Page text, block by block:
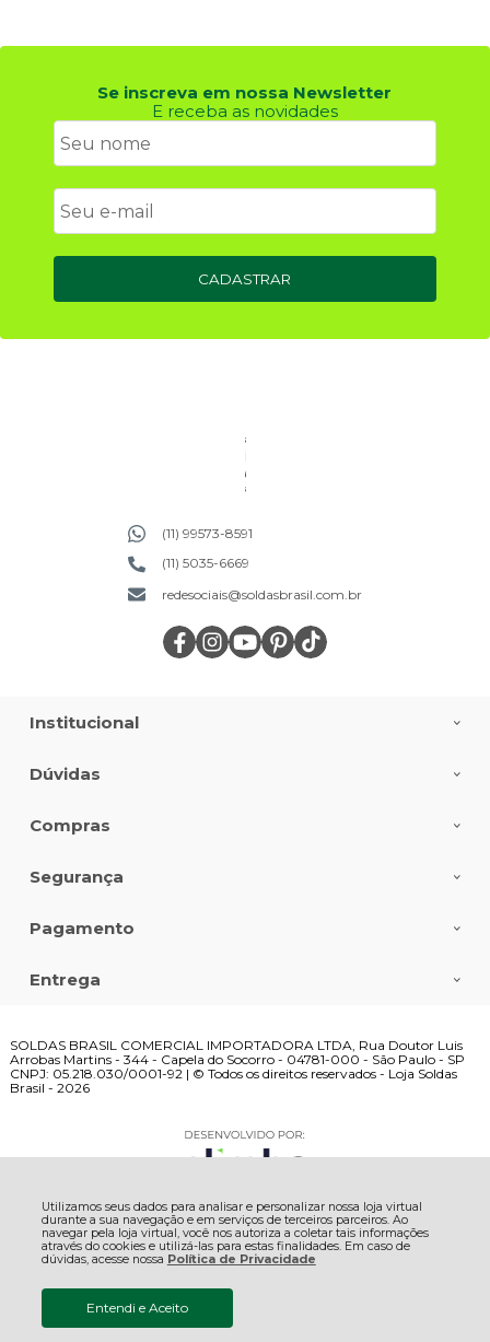
Utilizamos seus dados para analisar e personalizar nossa loja virtual
durante a sua navegação e em serviços de terceiros parceiros. Ao
navegar pela loja virtual, você nos autoriza a coletar tais informações
através do cookies e utilizá-las para estas finalidades. Em caso de
dúvidas, acesse nossa Política de Privacidade
Entendi e Aceito
Se inscreva em nossa Newsletter
E receba as novidades
CADASTRAR
(11) 99573-8591
(11) 5035-6669
redesociais@soldasbrasil.com.br
Institucional
Dúvidas
Compras
Segurança
Pagamento
Entrega
SOLDAS BRASIL COMERCIAL IMPORTADORA LTDA, Rua Doutor Luis
Arrobas Martins - 344 - Capela do Socorro - 04781-000 - São Paulo - SP
CNPJ: 05.218.030/0001-92 | © Todos os direitos reservados - Loja Soldas
Brasil - 2026
R$ 1.499,02